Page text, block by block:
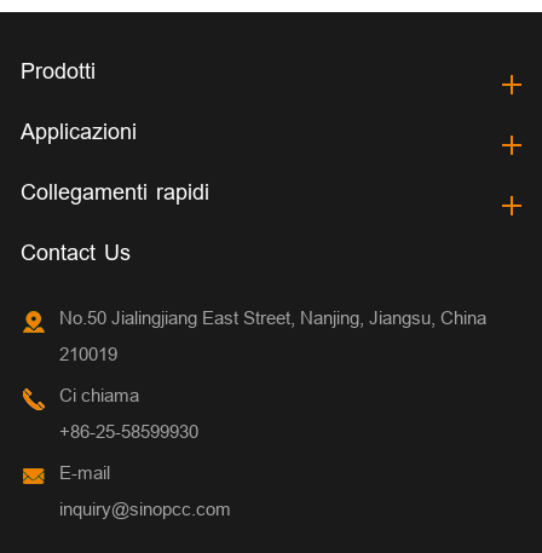
Prodotti
Applicazioni
Collegamenti rapidi
Contact Us
No.50 Jialingjiang East Street, Nanjing, Jiangsu, China
210019
Ci chiama
+86-25-58599930
E-mail
inquiry@sinopcc.com